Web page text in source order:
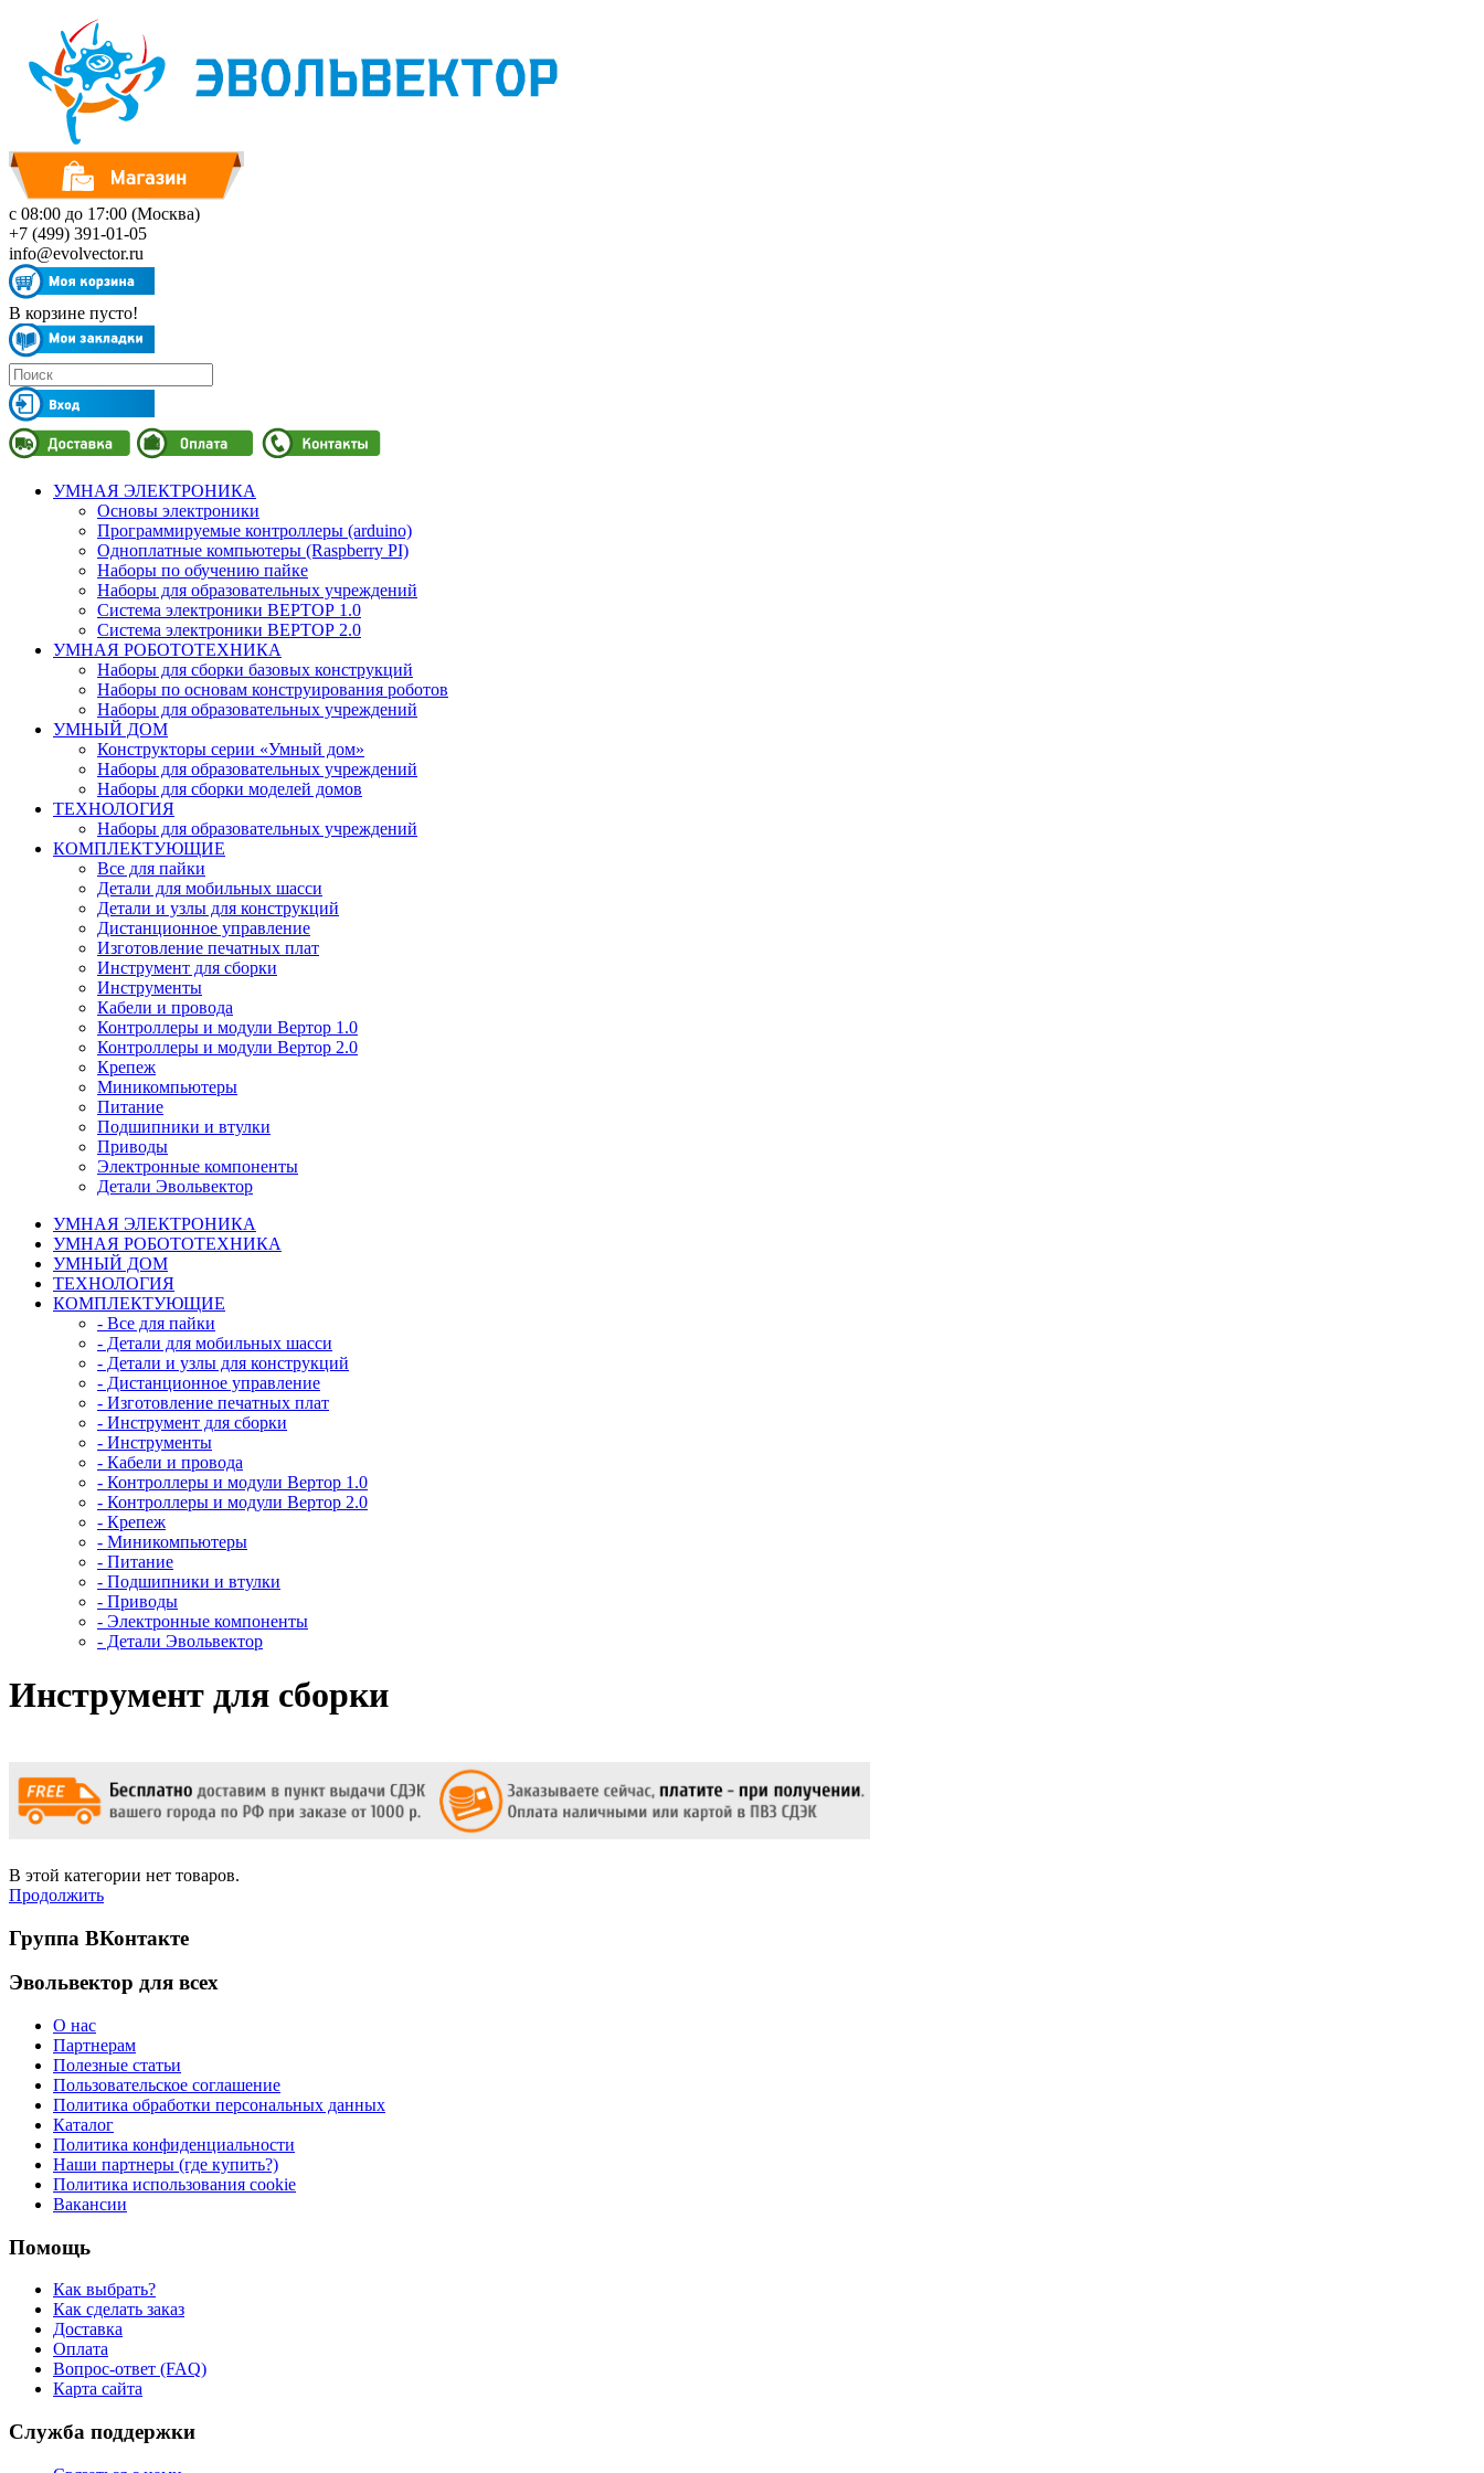
с 08:00 до 17:00 (Москва)
+7 (499) 391-01-05
info@evolvector.ru
В корзине пусто!
УМНАЯ ЭЛЕКТРОНИКА
Основы электроники
Программируемые контроллеры (arduino)
Одноплатные компьютеры (Raspberry PI)
Наборы по обучению пайке
Наборы для образовательных учреждений
Система электроники ВЕРТОР 1.0
Система электроники ВЕРТОР 2.0
УМНАЯ РОБОТОТЕХНИКА
Наборы для сборки базовых конструкций
Наборы по основам конструирования роботов
Наборы для образовательных учреждений
УМНЫЙ ДОМ
Конструкторы серии «Умный дом»
Наборы для образовательных учреждений
Наборы для сборки моделей домов
ТЕХНОЛОГИЯ
Наборы для образовательных учреждений
КОМПЛЕКТУЮЩИЕ
Все для пайки
Детали для мобильных шасси
Детали и узлы для конструкций
Дистанционное управление
Изготовление печатных плат
Инструмент для сборки
Инструменты
Кабели и провода
Контроллеры и модули Вертор 1.0
Контроллеры и модули Вертор 2.0
Крепеж
Миникомпьютеры
Питание
Подшипники и втулки
Приводы
Электронные компоненты
Детали Эвольвектор
УМНАЯ ЭЛЕКТРОНИКА
УМНАЯ РОБОТОТЕХНИКА
УМНЫЙ ДОМ
ТЕХНОЛОГИЯ
КОМПЛЕКТУЮЩИЕ
- Все для пайки
- Детали для мобильных шасси
- Детали и узлы для конструкций
- Дистанционное управление
- Изготовление печатных плат
- Инструмент для сборки
- Инструменты
- Кабели и провода
- Контроллеры и модули Вертор 1.0
- Контроллеры и модули Вертор 2.0
- Крепеж
- Миникомпьютеры
- Питание
- Подшипники и втулки
- Приводы
- Электронные компоненты
- Детали Эвольвектор
Инструмент для сборки
В этой категории нет товаров.
Продолжить
Группа ВКонтакте
Эвольвектор для всех
О нас
Партнерам
Полезные статьи
Пользовательское соглашение
Политика обработки персональных данных
Каталог
Политика конфиденциальности
Наши партнеры (где купить?)
Политика использования cookie
Вакансии
Помощь
Как выбрать?
Как сделать заказ
Доставка
Оплата
Вопрос-ответ (FAQ)
Карта сайта
Служба поддержки